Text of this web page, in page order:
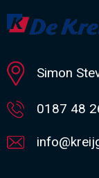
Simon
0187 48